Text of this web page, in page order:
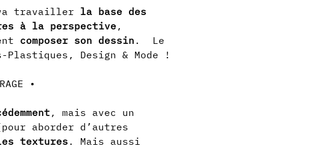
travailler la base des
à la perspective,
composer son dessin .  Le
Design & Mode !
, mais avec un
aborder d’autres
textures . Mais aussi